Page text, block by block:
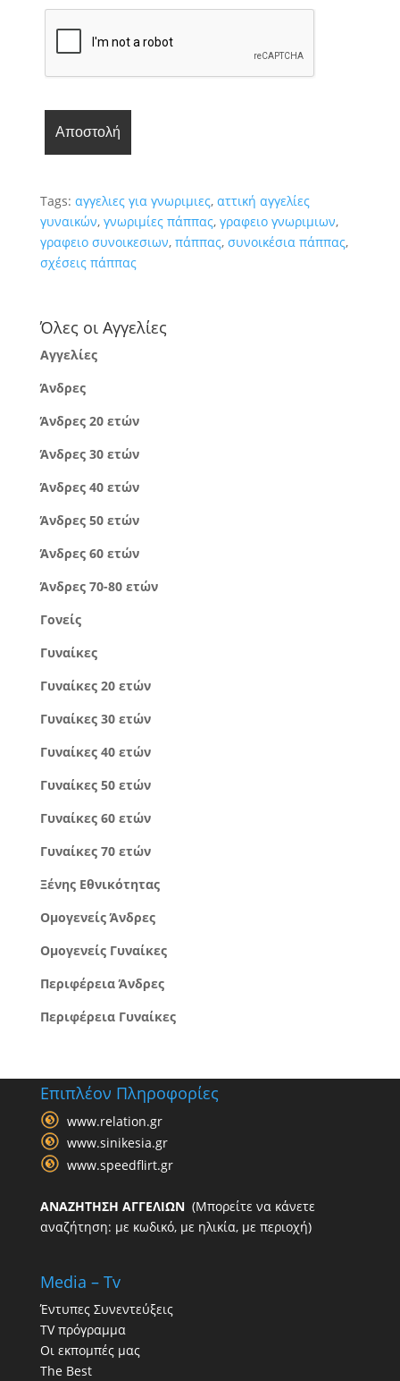
Tags: αγγελιες για γνωριμιες, αττική αγγελίες
γυναικών, γνωριμίες πάππας, γραφειο γνωριμιων,
γραφειο συνοικεσιων, πάππας, συνοικέσια πάππας,
σχέσεις πάππας
Όλες οι Αγγελίες
Αγγελίες
Άνδρες
Άνδρες 20 ετών
Άνδρες 30 ετών
Άνδρες 40 ετών
Άνδρες 50 ετών
Άνδρες 60 ετών
Άνδρες 70-80 ετών
Γονείς
Γυναίκες
Γυναίκες 20 ετών
Γυναίκες 30 ετών
Γυναίκες 40 ετών
Γυναίκες 50 ετών
Γυναίκες 60 ετών
Γυναίκες 70 ετών
Ξένης Εθνικότητας
Ομογενείς Άνδρες
Ομογενείς Γυναίκες
Περιφέρεια Άνδρες
Περιφέρεια Γυναίκες
Επιπλέον Πληροφορίες
www.relation.gr
www.sinikesia.gr
www.speedflirt.gr
ΑΝΑΖΗΤΗΣΗ ΑΓΓΕΛΙΩΝ(Μπορείτε να κάνετε
αναζήτηση: με κωδικό, με ηλικία, με περιοχή)
Media – Tv
Έντυπες Συνεντεύξεις
TV πρόγραμμα
Οι εκπομπές μας
The Best